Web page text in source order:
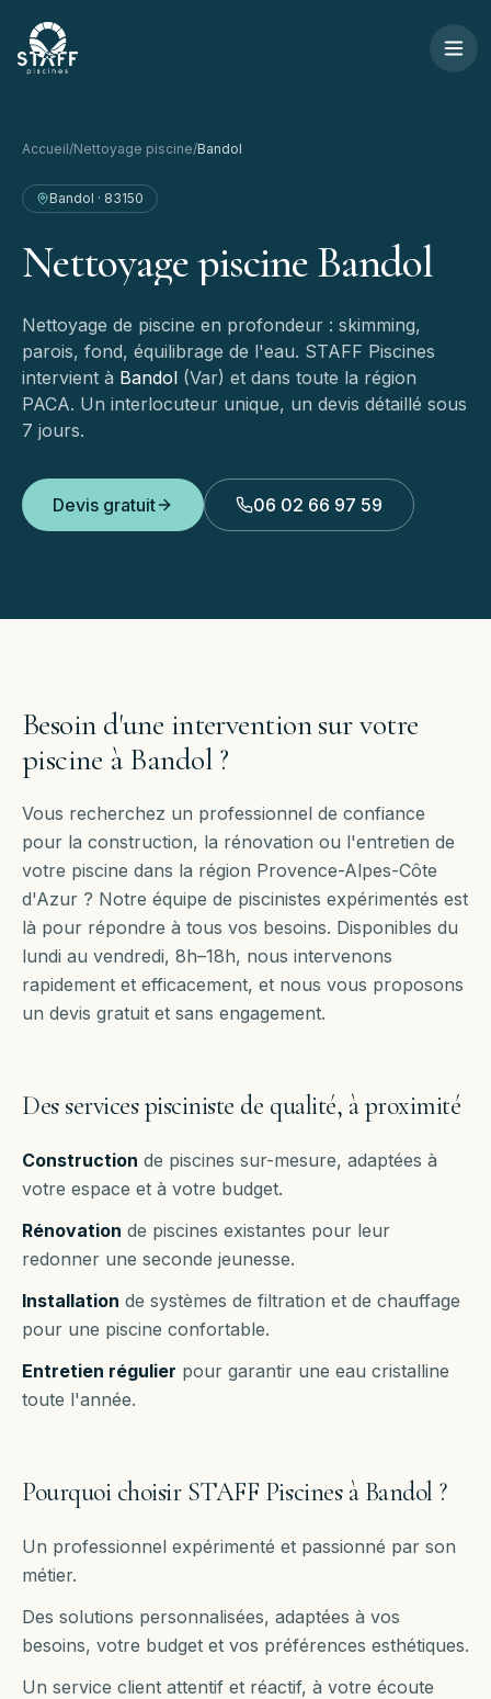
STAFF Piscines — Accueil
Accueil/Nettoyage piscine/Bandol
Bandol · 83150
NettoyagepiscineBandol
Nettoyage de piscine en profondeur : skimming,
parois, fond, équilibrage de l'eau. STAFF Piscines
intervient à Bandol (Var) et dans toute la région
PACA. Un interlocuteur unique, un devis détaillé sous
7 jours.
Devis gratuit 06 02 66 97 59
Besoin d'une intervention sur votre
piscine àBandol ?
Vous recherchez un professionnel de confiance
pour la construction, la rénovation ou l'entretien de
votre piscine dans la région Provence-Alpes-Côte
d'Azur ? Notre équipe de piscinistes expérimentés est
là pour répondre à tous vos besoins. Disponibles du
lundi au vendredi, 8h–18h, nous intervenons
rapidement et efficacement, et nous vous proposons
un devis gratuit et sans engagement.
Des services pisciniste de qualité, à proximité
Construction de piscines sur-mesure, adaptées à
votre espace et à votre budget.
Rénovation de piscines existantes pour leur
redonner une seconde jeunesse.
Installation de systèmes de filtration et de chauffage
pour une piscine confortable.
Entretien régulier pour garantir une eau cristalline
toute l'année.
Pourquoi choisir STAFF Piscines à Bandol ?
Un professionnel expérimenté et passionné par son
métier.
Des solutions personnalisées, adaptées à vos
besoins, votre budget et vos préférences esthétiques.
Un service client attentif et réactif, à votre écoute